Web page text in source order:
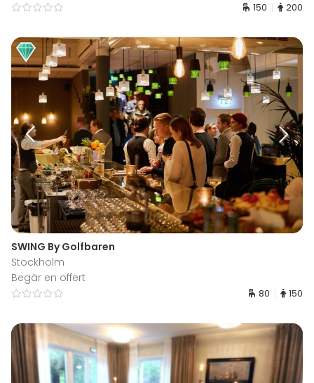
150 200
SWING By Golfbaren
Stockholm
Begär en offert
80 150